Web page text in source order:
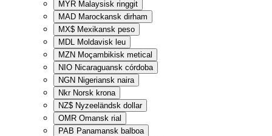
MYR Malaysisk ringgit
MAD Marockansk dirham
MX$ Mexikansk peso
MDL Moldavisk leu
MZN Moçambikisk metical
NIO Nicaraguansk córdoba
NGN Nigeriansk naira
Nkr Norsk krona
NZ$ Nyzeeländsk dollar
OMR Omansk rial
PAB Panamansk balboa